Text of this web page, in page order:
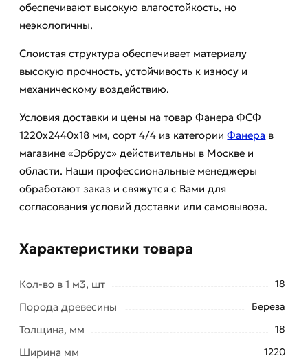
обеспечивают высокую влагостойкость, но
неэкологичны.
Слоистая структура обеспечивает материалу
высокую прочность, устойчивость к износу и
механическому воздействию.
Условия доставки и цены на товар Фанера ФСФ
1220х2440х18 мм, сорт 4/4 из категорииФанера в
магазине «Эрбрус» действительны в Москве и
области. Наши профессиональные менеджеры
обработают заказ и свяжутся с Вами для
согласования условий доставки или самовывоза.
Характеристики товара
Кол-во в 1 м3, шт 18
Порода древесины Береза
Толщина, мм 18
Ширина мм 1220